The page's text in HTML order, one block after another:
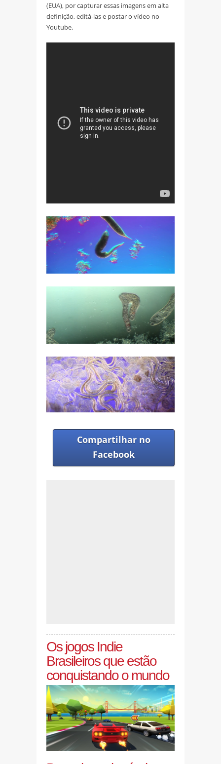
(EUA), por capturar essas imagens em alta
definição, editá-las e postar o vídeo no
Youtube.
Compartilhar no
Facebook
Os jogos Indie
Brasileiros que estão
conquistando o mundo